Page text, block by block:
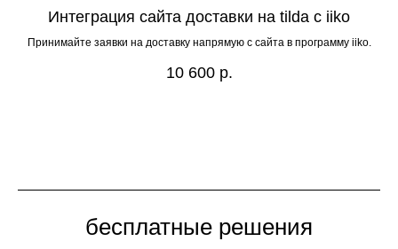
Интеграция сайта доставки на tilda с iiko
Принимайте заявки на доставку напрямую с сайта в программу iiko.
10 600 р.
бесплатные решения